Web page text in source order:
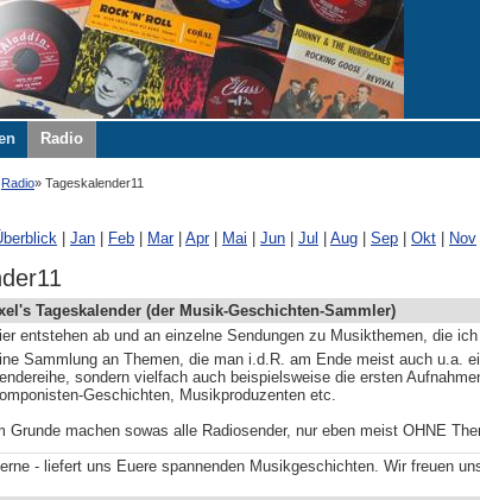
Radio
Radio Tageskalender11
Jan Feb Mar| Apr| Mai Jun Jul Aug Sep Okt Nov
Tageskalender (der Musik-Geschichten-Sammler)
entstehen ab und an einzelne Sendungen zu Musikthemen, die
Sammlung an Themen, die man i.d.R. am Ende meist auch u.a.
sondern vielfach auch beispielsweise die ersten
Geschichten, Musikproduzenten etc.
Grunde machen sowas alle Radiosender, nur eben meist OHNE
- liefert uns Euere spannenden Musikgeschichten. Wir freuen